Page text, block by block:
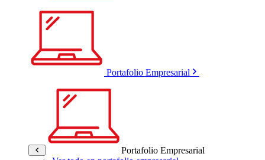
Portafolio Empresarial
Portafolio Empresarial